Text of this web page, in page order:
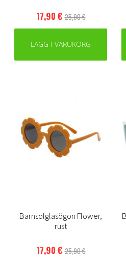
17,90 € 25,90 €
LÄGG I VARUKORG
Barnsolglasögon Flower,
rust
17,90 € 25,90 €